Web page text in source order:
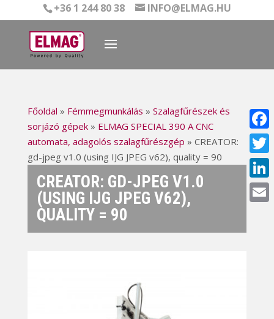
+36 1 244 80 38 INFO@ELMAG.HU
Főoldal » Fémmegmunkálás » Szalagfűrészek és
sorjázó gépek» ELMAG SPECIAL 390 A CNC
automata, adagolós szalagfűrészgép » CREATOR:
gd-jpeg v1.0 (using IJG JPEG v62), quality = 90
CREATOR: GD-JPEG V1.0
(USING IJG JPEG V62),
QUALITY = 90